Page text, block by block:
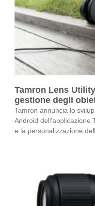
Tamron Lens
gestione degli
Tamron annuncia lo
Android dell’applicazione
e la personalizzazione